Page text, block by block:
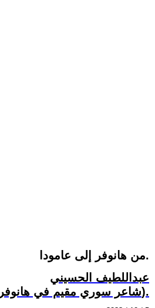
من هانوفر إلى عامودا.
عبداللطيف الحسيني
:(شاعر سوري مقيم في هانوفر).